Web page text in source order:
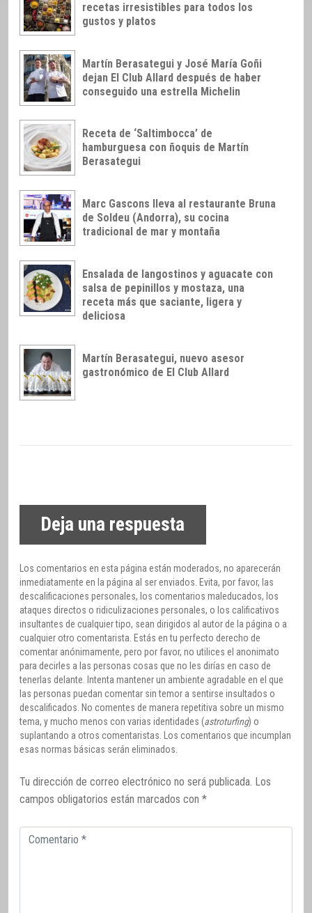
recetas irresistibles para todos los
gustos y platos
Martín Berasategui y José María Goñi
dejan El Club Allard después de haber
conseguido una estrella Michelin
Receta de ‘Saltimbocca’ de
hamburguesa con ñoquis de Martín
Berasategui
Marc Gascons lleva al restaurante Bruna
de Soldeu (Andorra), su cocina
tradicional de mar y montaña
Ensalada de langostinos y aguacate con
salsa de pepinillos y mostaza, una
receta más que saciante, ligera y
deliciosa
Martín Berasategui, nuevo asesor
gastronómico de El Club Allard
Deja una respuesta
Los comentarios en esta página están moderados, no aparecerán
inmediatamente en la página al ser enviados. Evita, por favor, las
descalificaciones personales, los comentarios maleducados, los
ataques directos o ridiculizaciones personales, o los calificativos
insultantes de cualquier tipo, sean dirigidos al autor de la página o a
cualquier otro comentarista. Estás en tu perfecto derecho de
comentar anónimamente, pero por favor, no utilices el anonimato
para decirles a las personas cosas que no les dirías en caso de
tenerlas delante. Intenta mantener un ambiente agradable en el que
las personas puedan comentar sin temor a sentirse insultados o
descalificados. No comentes de manera repetitiva sobre un mismo
tema, y mucho menos con varias identidades (astroturfing) o
suplantando a otros comentaristas. Los comentarios que incumplan
esas normas básicas serán eliminados.
Tu dirección de correo electrónico no será publicada. Los
campos obligatorios están marcados con *
Comentario